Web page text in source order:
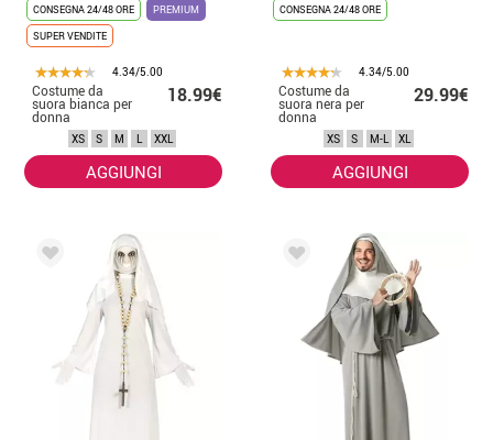
CONSEGNA 24/48 ORE
PREMIUM
SUPER VENDITE
4.34/5.00
Costume da
suora bianca per
donna
18.99€
XS S M L XXL
AGGIUNGI
CONSEGNA 24/48 ORE
4.34/5.00
Costume da
suora nera per
donna
29.99€
XS S M-L XL
AGGIUNGI